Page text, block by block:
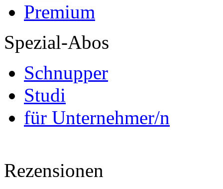
Premium
Spezial-Abos
Schnupper
Studi
für Unternehmer/n
Rezensionen